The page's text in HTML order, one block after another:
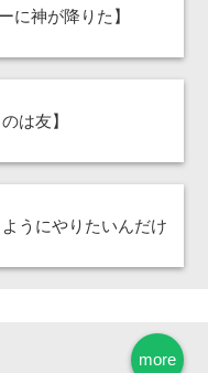
に神が降りた】
は友】
うにやりたいんだけ
more